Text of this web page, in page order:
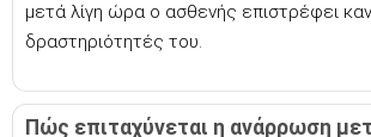
μετά λίγη ώρα ο ασθενής επιστρέφει
δραστηριότητές του.
Πώς επιταχύνεται η ανάρρωση